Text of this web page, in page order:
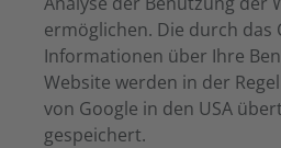
ermöglichen. Die durch das
Informationen über Ihre
Website werden in der
von Google in den USA
gespeichert.